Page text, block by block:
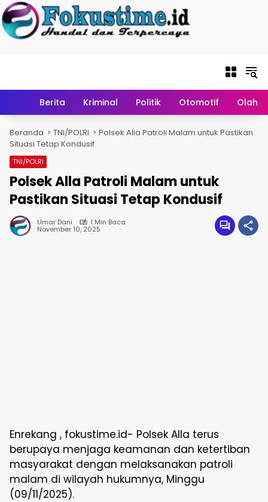
HomeBerita Kriminal Politik Otomotif
Beranda TNI/POLRI
Polsek Alla Patroli Malam untuk Pastikan
Situasi Tetap Kondusif
TNI/POLRI
Polsek Alla Patroli Malam untuk
Pastikan Situasi Tetap Kondusif
Umar Dani 1 Min Baca
November 10, 2025
Enrekang , fokustime.id- Polsek Alla terus
berupaya menjaga keamanan dan ketertiban
masyarakat dengan melaksanakan patroli
malam di wilayah hukumnya, Minggu
(09/11/2025).